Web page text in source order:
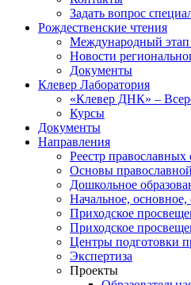
Задать вопрос
Рождественские чтения
Международный
Новости
Документы
Клевер Лаборатория
«Клевер ДНК» –
Курсы
Документы
Направления
Реестр православных
Основы
Дошкольное
Начальное, основное,
Приходское
Приходское
Центры подготовки
Экспертиза
Проекты